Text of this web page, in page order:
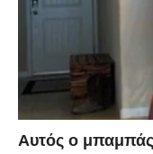
Αυτός ο μπαμπάς